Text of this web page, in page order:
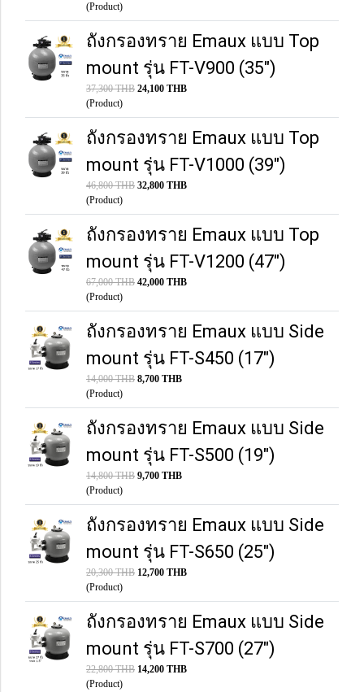
(Product)
ถังกรองทราย Emaux แบบ Top
mount รุ่น FT-V900 (35")
37,300 THB 24,100 THB
(Product)
ถังกรองทราย Emaux แบบ Top
mount รุ่น FT-V1000 (39")
46,800 THB 32,800 THB
(Product)
ถังกรองทราย Emaux แบบ Top
mount รุ่น FT-V1200 (47")
67,000 THB 42,000 THB
(Product)
ถังกรองทราย Emaux แบบ Side
mount รุ่น FT-S450 (17")
14,000 THB 8,700 THB
(Product)
ถังกรองทราย Emaux แบบ Side
mount รุ่น FT-S500 (19")
14,800 THB 9,700 THB
(Product)
ถังกรองทราย Emaux แบบ Side
mount รุ่น FT-S650 (25")
20,300 THB 12,700 THB
(Product)
ถังกรองทราย Emaux แบบ Side
mount รุ่น FT-S700 (27")
22,800 THB 14,200 THB
(Product)